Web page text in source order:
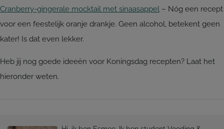
Cranberry-gingerale mocktail met sinaasappel – Nóg een recept
voor een feestelijk oranje drankje. Geen alcohol, betekent geen
kater! Is dat even lekker.
Heb jij nog goede ideeën voor Koningsdag recepten? Laat het
hieronder weten.